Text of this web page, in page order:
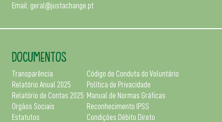
Email: geral@justachange.pt
DOCUMENTOS
Transparência
Relatório Anual 2025
Relatório de Contas 2025
Orgãos Sociais
Estatutos
Código de Conduta do Voluntário
Política de Privacidade
Manual de Normas Gráficas
Reconhecimento IPSS
Condições Débito Direto